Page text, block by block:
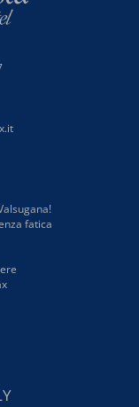
fatica